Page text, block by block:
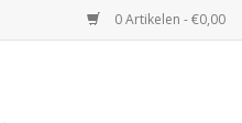
0 Artikelen - €0,00